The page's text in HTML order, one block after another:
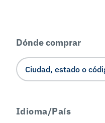
Dónde comprar
Idioma/País